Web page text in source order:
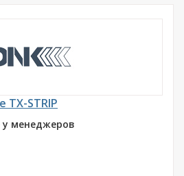
TX-STRIP
у менеджеров